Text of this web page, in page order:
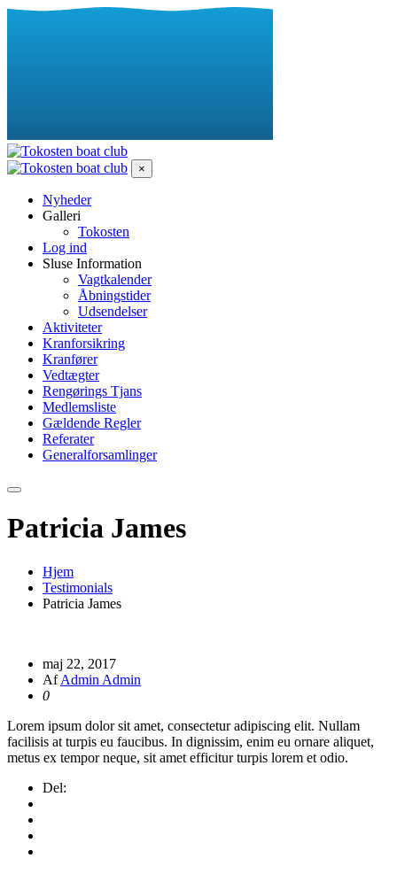
×
Nyheder
Galleri
Tokosten
Log ind
Sluse Information
Vagtkalender
Åbningstider
Udsendelser
Aktiviteter
Kranforsikring
Kranfører
Vedtægter
Rengørings Tjans
Medlemsliste
Gældende Regler
Referater
Generalforsamlinger
Patricia James
Hjem
Testimonials
Patricia James
maj 22, 2017
AfAdmin Admin
0
Lorem ipsum dolor sit amet, consectetur adipiscing elit. Nullam
facilisis at turpis eu faucibus. In dignissim, enim eu ornare aliquet,
metus ex tempor neque, sit amet efficitur turpis lorem et odio.
Del: